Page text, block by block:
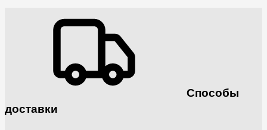
Способы
доставки